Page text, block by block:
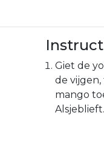
Giet de
de vijgen,
mango
Alsjeblieft.